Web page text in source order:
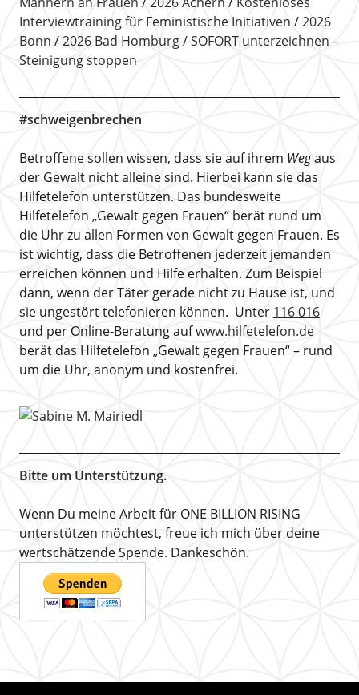
Interviewtraining für Feministische Initiativen
2026
Bonn
2026 Bad Homburg
SOFORT unterzeichnen –
Steinigung stoppen
#schweigenbrechen
Betroffene sollen wissen, dass sie auf ihrem Wegaus
der Gewalt nicht alleine sind. Hierbei kann sie das
Hilfetelefon unterstützen. Das bundesweite
Hilfetelefon „Gewalt gegen Frauen“ berät rund um
die Uhr zu allen Formen von Gewalt gegen Frauen. Es
ist wichtig, dass die Betroffenen jederzeit jemanden
erreichen können und Hilfe erhalten. Zum Beispiel
dann, wenn der Täter gerade nicht zu Hause ist, und
sie ungestört telefonieren können. Unter 116 016
und per Online-Beratung aufwww.hilfetelefon.de
berät das Hilfetelefon „Gewalt gegen Frauen“ – rund
um die Uhr, anonym und kostenfrei.
Bitte um Unterstützung.
Wenn Du meine Arbeit für ONE BILLION RISING
unterstützen möchtest, freue ich mich über deine
wertschätzende Spende. Dankeschön.